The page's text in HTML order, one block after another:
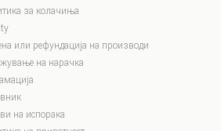
за колачиња
или рефундација на производи
на нарачка
на испорака